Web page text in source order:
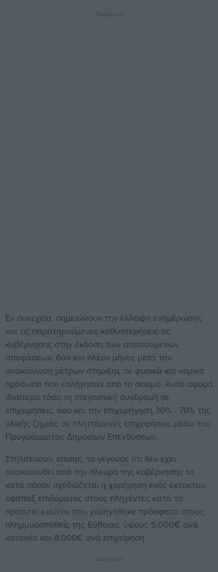
Διαφήμιση
Εν συνεχεία, σημειώνουν την έλλειψη ενημέρωσης
και τις παρατηρούμενες καθυστερήσεις τις
κυβέρνησης στην έκδοση των απαιτούμενων
αποφάσεων, δύο και πλέον μήνες μετά την
ανακοίνωση μέτρων στήριξης σε φυσικά και νομικά
πρόσωπα που επλήγησαν από το σεισμό. Αυτό αφορά
ιδιαίτερα τόσο τη στεγαστική συνδρομή σε
επιχειρήσεις, όσο και την επιχορήγηση 30% - 70% της
υλικής ζημιάς σε πληττόμενες επιχειρήσεις μέσω του
Προγράμματος Δημοσίων Επενδύσεων.
Στηλιτεύουν, επίσης, το γεγονός ότι δεν έχει
ανακοινωθεί από την πλευρά της κυβέρνησης το
κατά πόσον σχεδιάζεται η χορήγηση ενός έκτακτου,
εφάπαξ επιδόματος στους πληγέντες κατά το
πρότυπο εκείνου που χορηγήθηκε πρόσφατα στους
πλημμυροπαθείς της Εύβοιας, ύψους 5.000€ ανά
κατοικία και 8.000€ ανά επιχείρηση.
Διαφήμιση